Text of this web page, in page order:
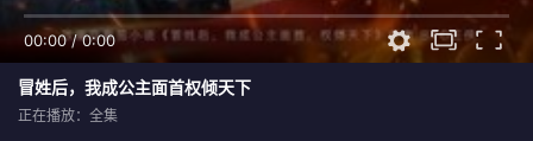
00:00/0:00
冒姓后，我成公主面首权倾天下
正在播放：全集